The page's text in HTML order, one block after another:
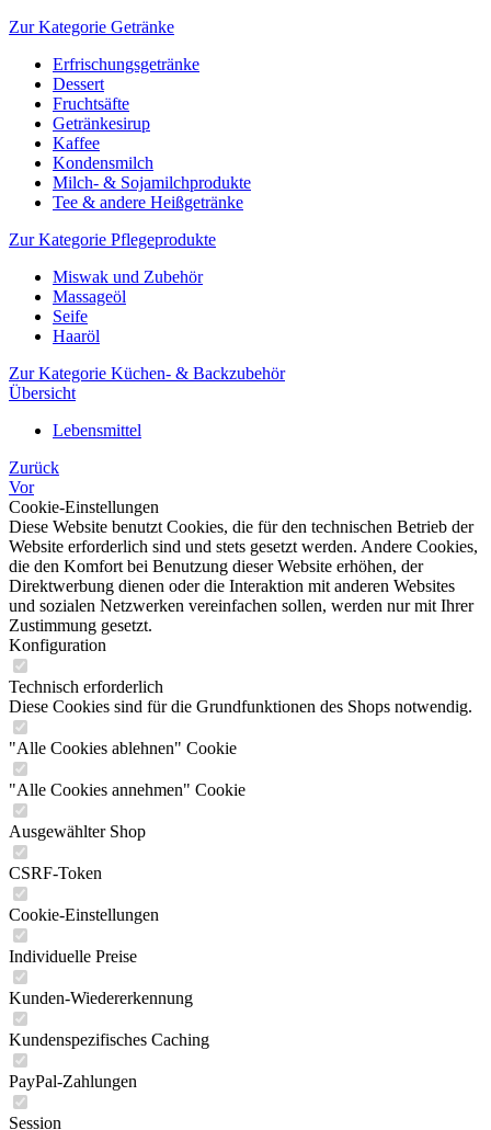
Zur Kategorie Getränke
Erfrischungsgetränke
Dessert
Fruchtsäfte
Getränkesirup
Kaffee
Kondensmilch
Milch- & Sojamilchprodukte
Tee & andere Heißgetränke
Zur Kategorie Pflegeprodukte
Miswak und Zubehör
Massageöl
Seife
Haaröl
Zur Kategorie Küchen- & Backzubehör
Übersicht
Lebensmittel
Zurück
Vor
Cookie-Einstellungen
Diese Website benutzt Cookies, die für den technischen Betrieb der
Website erforderlich sind und stets gesetzt werden. Andere Cookies,
die den Komfort bei Benutzung dieser Website erhöhen, der
Direktwerbung dienen oder die Interaktion mit anderen Websites
und sozialen Netzwerken vereinfachen sollen, werden nur mit Ihrer
Zustimmung gesetzt.
Konfiguration
Technisch erforderlich
Diese Cookies sind für die Grundfunktionen des Shops notwendig.
"Alle Cookies ablehnen" Cookie
"Alle Cookies annehmen" Cookie
Ausgewählter Shop
CSRF-Token
Cookie-Einstellungen
Individuelle Preise
Kunden-Wiedererkennung
Kundenspezifisches Caching
PayPal-Zahlungen
Session